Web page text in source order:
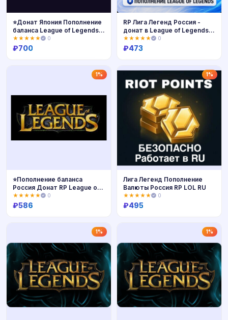
⭐Донат Япония Пополнение
баланса League of Legends
JP⭐
★★★★★ 0
₽700
RP Лига Легенд Россия -
донат в League of Legends и
пополнение для RU сервера
дешево
★★★★★ 0
₽473
1%
⭐Пополнение баланса
Россия Донат RP League of
Legends
★★★★★ 0
₽586
1%
Лига Легенд Пополнение
Валюты Россия RP LOL RU
★★★★★ 0
₽495
1% 1%